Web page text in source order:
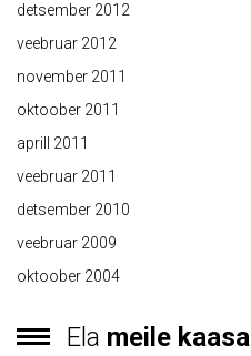
detsember 2012
veebruar 2012
november 2011
oktoober 2011
aprill 2011
veebruar 2011
detsember 2010
veebruar 2009
oktoober 2004
Ela meile kaasa